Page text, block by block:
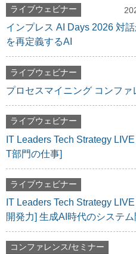
ライブウェビナー
インプレス AI Days 2026 対
を再定義するAI
ライブウェビナー
プロセスマイニング コンファ
ライブウェビナー
IT Leaders Tech Strategy
T部門の仕事]
ライブウェビナー
IT Leaders Tech Strategy
開発力] 生成AI時代のシステム
コンファレンス/セミナー